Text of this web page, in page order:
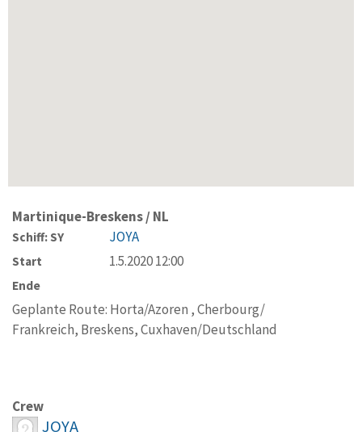
Martinique-Breskens / NL
Schiff: SY JOYA
Start 1.5.2020 12:00
Ende
Geplante Route: Horta/Azoren , Cherbourg/
Frankreich, Breskens, Cuxhaven/Deutschland
Crew
JOYA